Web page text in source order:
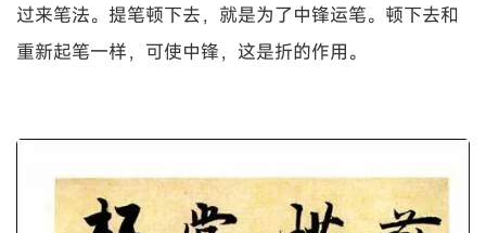
过来笔法。提笔顿下去，就是为了中锋运笔。顿下去和
重新起笔一样，可使中锋，这是折的作用。